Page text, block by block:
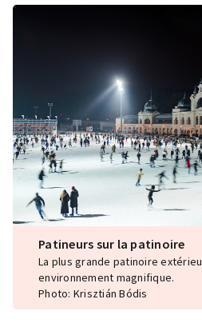
Patineurs sur la patinoire
La plus grande patinoire
environnement magnifique.
Photo: Krisztián Bódis